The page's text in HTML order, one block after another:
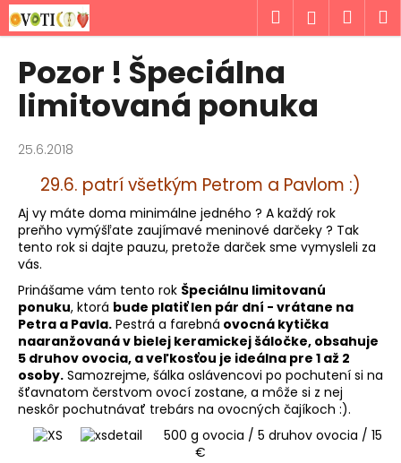
Prejsť
na
obsah
Hľadať
Pozor ! Špeciálna
limitovaná ponuka
25.6.2018
29.6. patrí všetkým Petrom a Pavlom :)
Aj vy máte doma minimálne jedného ? A každý rok
preňho vymýšľate zaujímavé meninové darčeky ? Tak
tento rok si dajte pauzu, pretože darček sme vymysleli za
vás.
Prinášame vám tento rok Špeciálnu limitovanú
ponuku, ktorá bude platiť len pár dní - vrátane na
Petra a Pavla. Pestrá a farebná ovocná kytička
naaranžovaná v bielej keramickej šáločke, obsahuje
5 druhov ovocia, a veľkosťou je ideálna pre 1 až 2
osoby. Samozrejme, šálka oslávencovi po pochutení si na
šťavnatom čerstvom ovocí zostane, a môže si z nej
neskôr pochutnávať trebárs na ovocných čajíkoch :).
500 g ovocia / 5 druhov ovocia / 15
€
K
o
Č
o
p
r
e
b
u
j
e
t
e
n
á